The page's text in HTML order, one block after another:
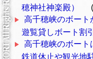
穂神社神楽殿）
高千穂峡のボート
遊覧貸しボート割
高千穂峡のボート
鉄道休止や観光地